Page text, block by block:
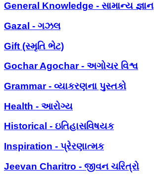
General Knowledge - સામાન્ય જ્ઞાન
Gazal - ગઝલ
Gift (સ્મૃતિ ભેટ)
Gochar Agochar - અગોચર વિશ્વ
Grammar - વ્યાકરણના પુસ્તકો
Health - આરોગ્ય
Historical - ઇતિહાસવિષયક
Inspiration - પ્રેરણાત્મક
Jeevan Charitro - જીવન ચરિત્રો